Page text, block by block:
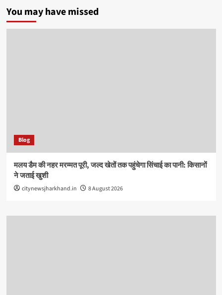
You may have missed
Blog
मलय डैम की नहर मरम्मत पूरी, जल्द खेतों तक पहुंचेगा सिंचाई का पानी: किसानों
ने जताई खुशी
citynewsjharkhand.in 8 August 2026